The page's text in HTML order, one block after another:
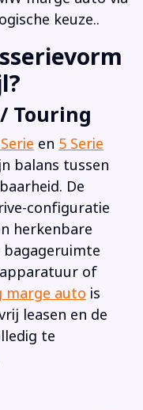
keuze..
Touring
en 5 Serie
balans tussen
De
configuratie
herkenbare
of
marge auto is
leasen en de
te